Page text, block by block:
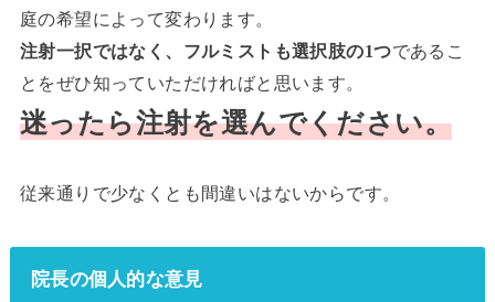
庭の希望によって変わります。
注射一択ではなく、フルミストも選択肢の1つであるこ
とをぜひ知っていただければと思います。
迷ったら注射を選んでください。
従来通りで少なくとも間違いはないからです。
院長の個人的な意見